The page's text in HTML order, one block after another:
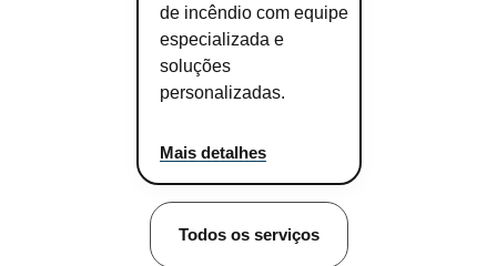
de incêndio com equipe
especializada e
soluções
personalizadas.
Mais detalhes
Todos os serviços